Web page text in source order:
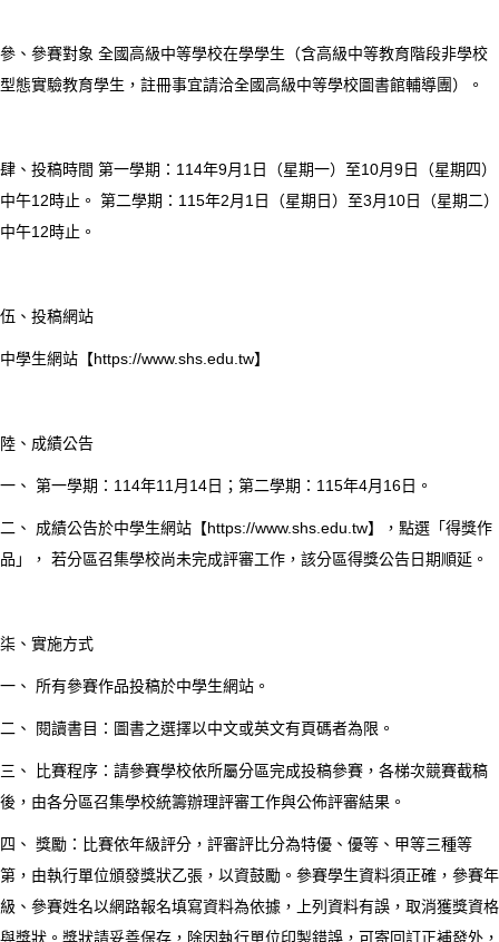
參、參賽對象 全國高級中等學校在學學生（含高級中等教育階段非學校
型態實驗教育學生，註冊事宜請洽全國高級中等學校圖書館輔導團）。
肆、投稿時間 第一學期：114年9月1日（星期一）至10月9日（星期四）
中午12時止。 第二學期：115年2月1日（星期日）至3月10日（星期二）
中午12時止。
伍、投稿網站
中學生網站【https://www.shs.edu.tw】
陸、成績公告
一、 第一學期：114年11月14日；第二學期：115年4月16日。
二、 成績公告於中學生網站【https://www.shs.edu.tw】，點選「得獎作
品」， 若分區召集學校尚未完成評審工作，該分區得獎公告日期順延。
柒、實施方式
一、 所有參賽作品投稿於中學生網站。
二、 閱讀書目：圖書之選擇以中文或英文有頁碼者為限。
三、 比賽程序：請參賽學校依所屬分區完成投稿參賽，各梯次競賽截稿
後，由各分區召集學校統籌辦理評審工作與公佈評審結果。
四、 獎勵：比賽依年級評分，評審評比分為特優、優等、甲等三種等
第，由執行單位頒發獎狀乙張，以資鼓勵。參賽學生資料須正確，參賽年
級、參賽姓名以網路報名填寫資料為依據，上列資料有誤，取消獲獎資格
與獎狀。獎狀請妥善保存，除因執行單位印製錯誤，可寄回訂正補發外，